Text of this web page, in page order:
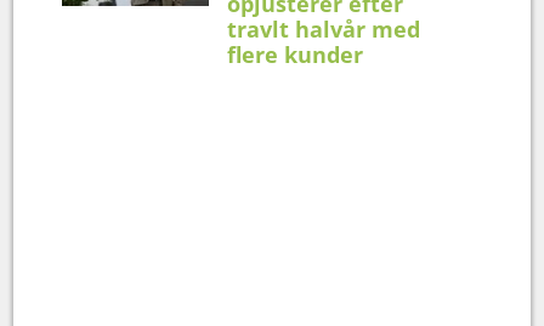
travlt halvår med
flere kunder